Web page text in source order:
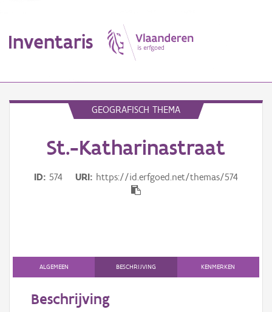
Inventaris
Erfgoedobject
Aanduidingsobject
Persoon of collectief
Downloads
GEOGRAFISCH THEMA
St.-Katharinastraat
ID 574 URI https://id.erfgoed.net/themas/574
ALGEMEEN BESCHRIJVING KENMERKEN
Beschrijving